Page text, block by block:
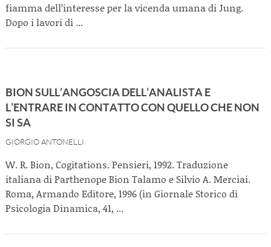
fiamma dell’interesse per la vicenda umana di Jung.
Dopo i lavori di ...
BION SULL’ANGOSCIA DELL’ANALISTA E
L’ENTRARE IN CONTATTO CON QUELLO CHE NON
SI SA
GIORGIO ANTONELLI
W. R. Bion, Cogitations. Pensieri, 1992. Traduzione
italiana di Parthenope Bion Talamo e Silvio A. Merciai.
Roma, Armando Editore, 1996 (in Giornale Storico di
Psicologia Dinamica, 41, ...